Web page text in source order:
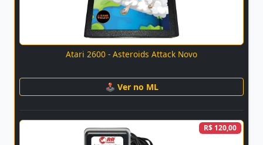
Atari 2600 - Asteroids Attack Novo
🕹 Ver no ML
R$ 120,00